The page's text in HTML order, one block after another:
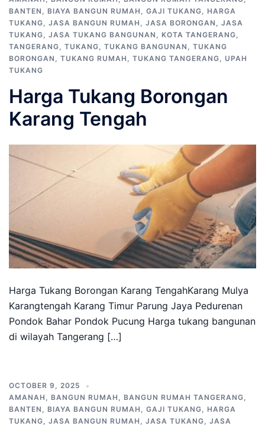
BANTEN , BIAYA BANGUN RUMAH , GAJI TUKANG, HARGA
TUKANG, JASA BANGUN RUMAH , JASA BORONGAN , JASA
TUKANG, JASA TUKANG BANGUNAN , KOTA TANGERANG,
TANGERANG, TUKANG, TUKANG BANGUNAN , TUKANG
BORONGAN , TUKANG RUMAH , TUKANG TANGERANG, UPAH
TUKANG
Harga Tukang Borongan
Karang Tengah
Harga Tukang Borongan Karang TengahKarang Mulya
Karangtengah Karang Timur Parung Jaya Pedurenan
Pondok Bahar Pondok Pucung Harga tukang bangunan
di wilayah Tangerang […]
OCTOBER 9, 2025
AMANAH , BANGUN RUMAH , BANGUN RUMAH TANGERANG,
BANTEN , BIAYA BANGUN RUMAH , GAJI TUKANG, HARGA
TUKANG, JASA BANGUN RUMAH , JASA TUKANG, JASA